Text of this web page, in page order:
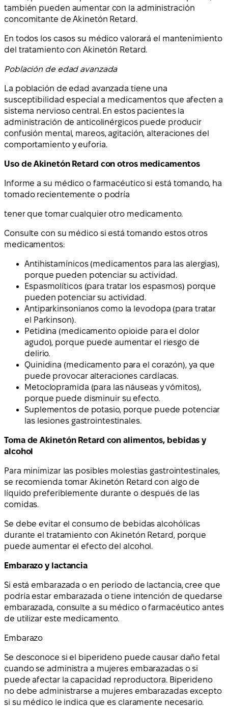
también pueden aumentar con la administración
concomitante de Akinetón Retard.
En todos los casos su médico valorará el mantenimiento
del tratamiento con Akinetón Retard.
Población de edad avanzada
La población de edad avanzada tiene una
susceptibilidad especial a medicamentos que afecten a
sistema nervioso central. En estos pacientes la
administración de anticolinérgicos puede producir
confusión mental, mareos, agitación, alteraciones del
comportamiento y euforia.
Uso de Akinetón Retard con otros medicamentos
Informe a su médico o farmacéutico si está tomando, ha
tomado recientemente o podría
tener que tomar cualquier otro medicamento.
Consulte con su médico si está tomando estos otros
medicamentos:
Antihistamínicos (medicamentos para las alergias),
porque pueden potenciar su actividad.
Espasmolíticos (para tratar los espasmos) porque
pueden potenciar su actividad.
Antiparkinsonianos como la levodopa (para tratar
el Parkinson).
Petidina (medicamento opioide para el dolor
agudo), porque puede aumentar el riesgo de
delirio.
Quinidina (medicamento para el corazón), ya que
puede provocar alteraciones cardíacas.
Metoclopramida (para las náuseas y vómitos),
porque puede disminuir su efecto.
Suplementos de potasio, porque puede potenciar
las lesiones gastrointestinales.
Toma de Akinetón Retard con alimentos, bebidas y
alcohol
Para minimizar las posibles molestias gastrointestinales,
se recomienda tomar Akinetón Retard con algo de
líquido preferiblemente durante o después de las
comidas.
Se debe evitar el consumo de bebidas alcohólicas
durante el tratamiento con Akinetón Retard, porque
puede aumentar el efecto del alcohol.
Embarazo y lactancia
Si está embarazada o en periodo de lactancia, cree que
podría estar embarazada o tiene intención de quedarse
embarazada, consulte a su médico o farmacéutico antes
de utilizar este medicamento.
Embarazo
Se desconoce si el biperideno puede causar daño fetal
cuando se administra a mujeres embarazadas o si
puede afectar la capacidad reproductora. Biperideno
no debe administrarse a mujeres embarazadas excepto
si su médico le indica que es claramente necesario.